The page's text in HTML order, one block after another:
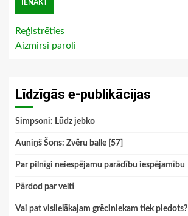
Reģistrēties
Aizmirsi paroli
Līdzīgās e-publikācijas
Simpsoni: Lūdz jebko
Auniņš Šons: Zvēru balle [57]
Par pilnīgi neiespējamu parādību iespējamību
Pārdod par velti
Vai pat vislielākajam grēciniekam tiek piedots?